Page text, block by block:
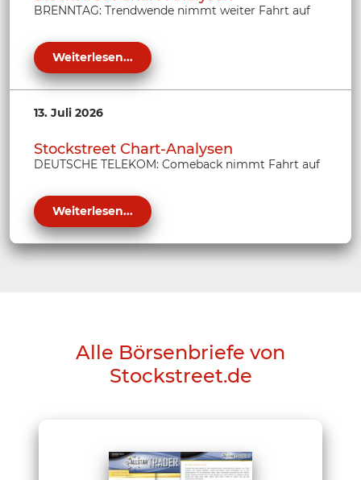
BRENNTAG: Trendwende nimmt weiter Fahrt auf
Weiterlesen...
13. Juli 2026
Stockstreet Chart-Analysen
DEUTSCHE TELEKOM: Comeback nimmt Fahrt auf
Weiterlesen...
Alle Börsenbriefe von
Stockstreet.de